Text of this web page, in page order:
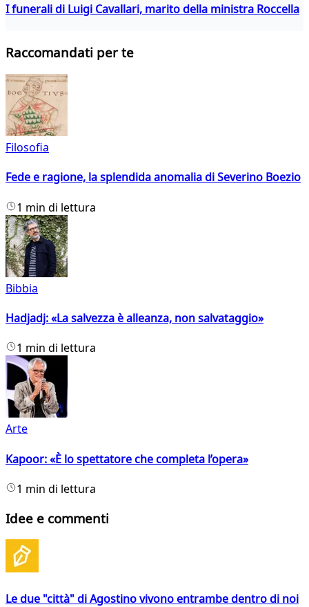
I funerali di Luigi Cavallari, marito della ministra Roccella
Raccomandati per te
Filosofia
Fede e ragione, la splendida anomalia di Severino Boezio
1 min di lettura
Bibbia
Hadjadj: «La salvezza è alleanza, non salvataggio»
1 min di lettura
Arte
Kapoor: «È lo spettatore che completa l’opera»
1 min di lettura
Idee e commenti
Le due "città" di Agostino vivono entrambe dentro di noi